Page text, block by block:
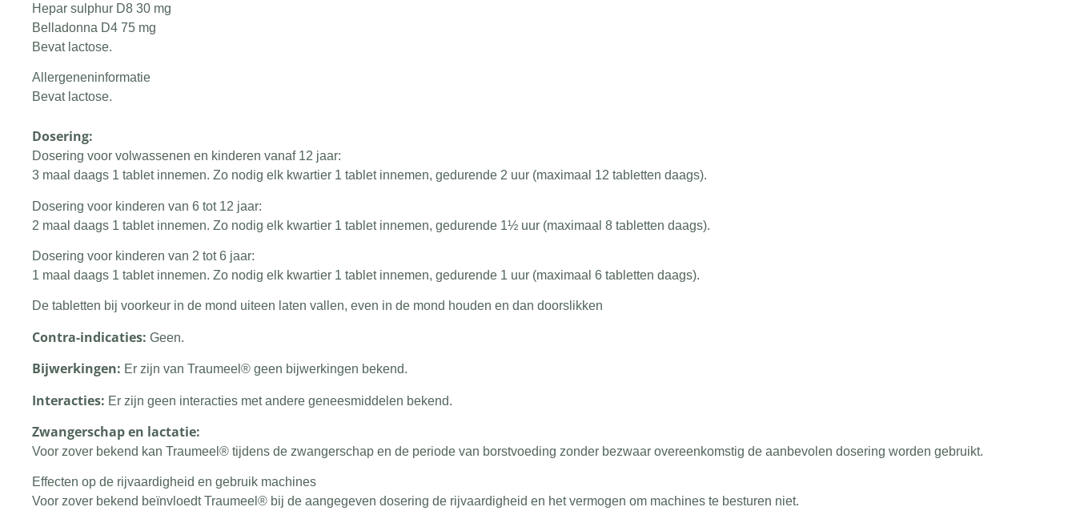
Hepar sulphur D8 30 mg
Belladonna D4 75 mg
Bevat lactose.
Allergeneninformatie
Bevat lactose.
Dosering:
Dosering voor volwassenen en kinderen vanaf 12 jaar:
3 maal daags 1 tablet innemen. Zo nodig elk kwartier 1 tablet innemen, gedurende 2 uur (maximaal 12 tabletten daags).
Dosering voor kinderen van 6 tot 12 jaar:
2 maal daags 1 tablet innemen. Zo nodig elk kwartier 1 tablet innemen, gedurende 1½ uur (maximaal 8 tabletten daags).
Dosering voor kinderen van 2 tot 6 jaar:
1 maal daags 1 tablet innemen. Zo nodig elk kwartier 1 tablet innemen, gedurende 1 uur (maximaal 6 tabletten daags).
De tabletten bij voorkeur in de mond uiteen laten vallen, even in de mond houden en dan doorslikken
Contra-indicaties: Geen.
Bijwerkingen: Er zijn van Traumeel® geen bijwerkingen bekend.
Interacties: Er zijn geen interacties met andere geneesmiddelen bekend.
Zwangerschap en lactatie:
Voor zover bekend kan Traumeel® tijdens de zwangerschap en de periode van borstvoeding zonder bezwaar overeenkomstig de aanbevolen dosering worden gebruikt.
Effecten op de rijvaardigheid en gebruik machines
Voor zover bekend beïnvloedt Traumeel® bij de aangegeven dosering de rijvaardigheid en het vermogen om machines te besturen niet.